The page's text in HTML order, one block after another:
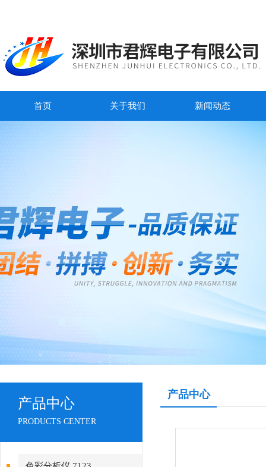
首页 关于我们 新闻动态
产品中心
PRODUCTS CENTER
产品中心